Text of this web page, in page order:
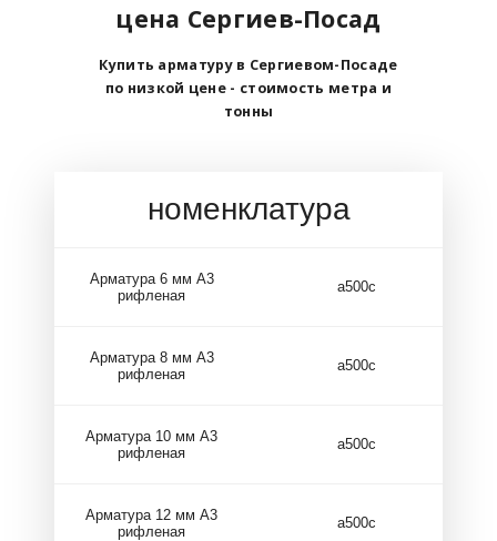
цена Сергиев-Посад
Купить арматуру в Сергиевом-Посаде
по низкой цене - стоимость метра и
тонны
номенклатура
Арматура 6 мм А3
рифленая
а500с
Арматура 8 мм А3
рифленая
а500с
Арматура 10 мм А3
рифленая
а500с
Арматура 12 мм А3
рифленая
а500с